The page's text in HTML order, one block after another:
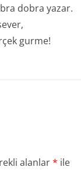
dobra yazar.
gurme!
alanlar* ile